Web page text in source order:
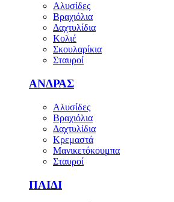
Αλυσίδες
Βραχιόλια
Δαχτυλίδια
Κολιέ
Σκουλαρίκια
Σταυροί
ΑΝΔΡΑΣ
Αλυσίδες
Βραχιόλια
Δαχτυλίδια
Κρεμαστά
Μανικετόκουμπα
Σταυροί
ΠΑΙΔΙ